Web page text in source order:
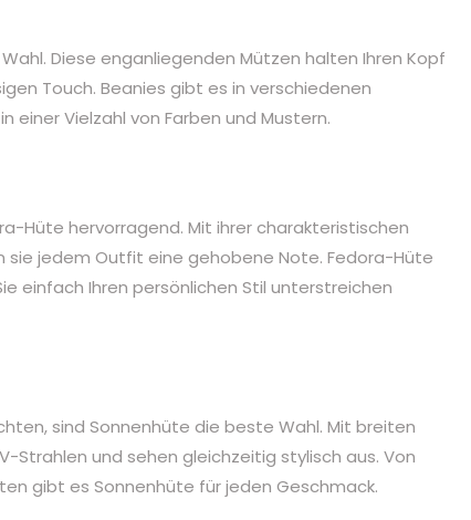
Diese enganliegenden Mützen halten Ihren Kopf
Touch. Beanies gibt es in verschiedenen
einer Vielzahl von Farben und Mustern.
Hüte hervorragend. Mit ihrer charakteristischen
sie jedem Outfit eine gehobene Note. Fedora-Hüte
einfach Ihren persönlichen Stil unterstreichen
sind Sonnenhüte die beste Wahl. Mit breiten
Strahlen und sehen gleichzeitig stylisch aus. Von
gibt es Sonnenhüte für jeden Geschmack.